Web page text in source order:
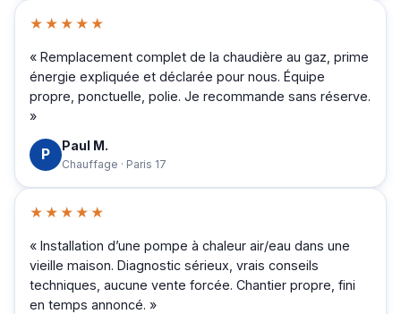
★★★★★
« Remplacement complet de la chaudière au gaz, prime
énergie expliquée et déclarée pour nous. Équipe
propre, ponctuelle, polie. Je recommande sans réserve.
»
P Paul M.
Chauffage · Paris 17
★★★★★
« Installation d’une pompe à chaleur air/eau dans une
vieille maison. Diagnostic sérieux, vrais conseils
techniques, aucune vente forcée. Chantier propre, fini
en temps annoncé. »